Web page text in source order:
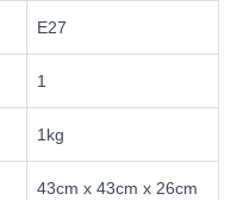
Ε27
1
1kg
43cm x 43cm x 26cm